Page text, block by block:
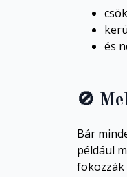
és
🚫
Bár
például
fokozzák